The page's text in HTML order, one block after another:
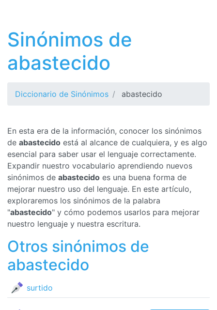
Sinónimos de
abastecido
Diccionario de Sinónimos abastecido
En esta era de la información, conocer los sinónimos
de abastecido está al alcance de cualquiera, y es algo
esencial para saber usar el lenguaje correctamente.
Expandir nuestro vocabulario aprendiendo nuevos
sinónimos de abastecido es una buena forma de
mejorar nuestro uso del lenguaje. En este artículo,
exploraremos los sinónimos de la palabra
"abastecido" y cómo podemos usarlos para mejorar
nuestro lenguaje y nuestra escritura.
Otros sinónimos de
abastecido
surtido